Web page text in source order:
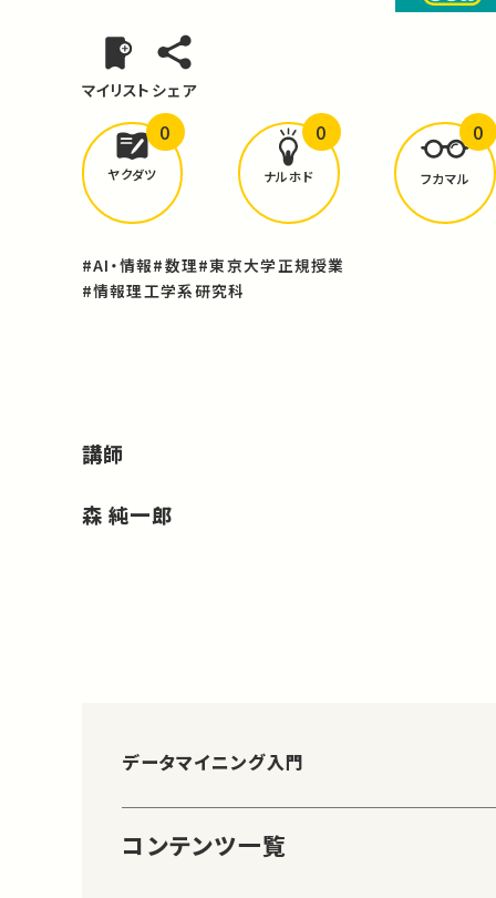
マイリスト シェア
どんな学びがありましたか？
ヤクダツ
0
ナルホド
0
フカマル
0
#AI・情報#数理#東京大学正規授業
#情報理工学系研究科
講師
森 純一郎
データマイニング入門
コンテンツ一覧